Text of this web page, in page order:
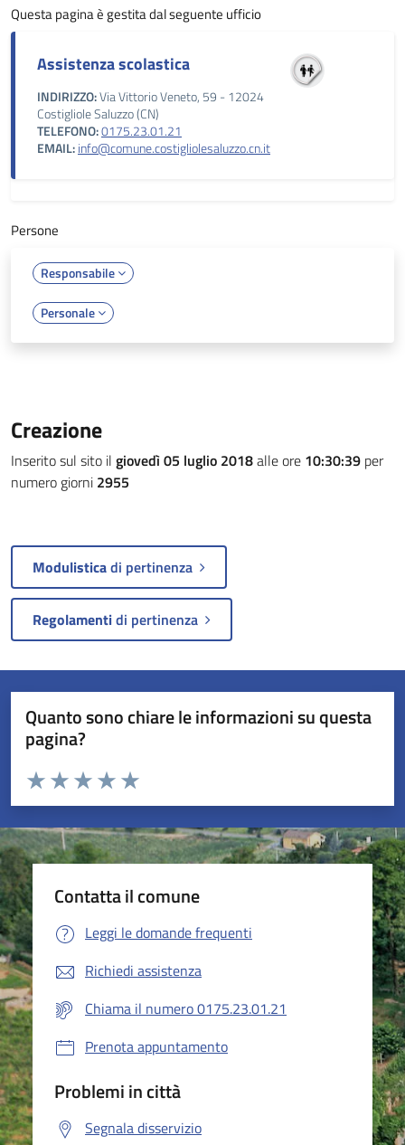
Questa pagina è gestita dal seguente ufficio
Assistenza scolastica
INDIRIZZO:Via Vittorio Veneto, 59 - 12024
Costigliole Saluzzo (CN)
TELEFONO:0175.23.01.21
EMAIL:info@comune.costigliolesaluzzo.cn.it
Persone
Responsabile
Personale
Creazione
Inserito sul sito il giovedì 05 luglio 2018alle ore 10:30:39 per
numero giorni 2955
Modulisticadi pertinenza
Regolamentidi pertinenza
Quanto sono chiare le informazioni su questa
pagina?
Valuta da 1 a 5 stelle la pagina
Valuta 5 stelle su 5
Valuta 4 stelle su 5
Valuta 3 stelle su 5
Valuta 2 stelle su 5
Valuta 1 stelle su 5
Contatta il comune
Leggi le domande frequenti
Richiedi assistenza
Chiama il numero 0175.23.01.21
Prenota appuntamento
Problemi in città
Segnala disservizio